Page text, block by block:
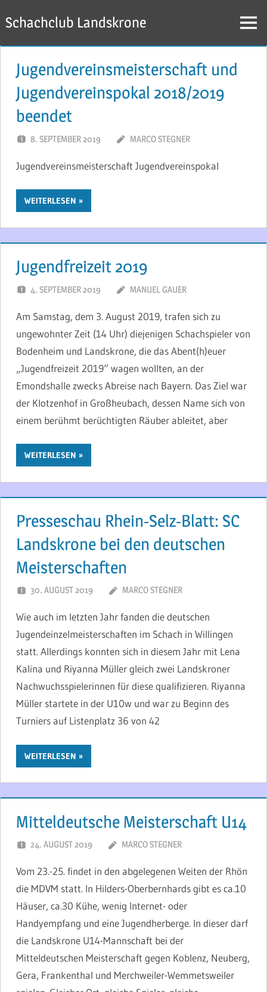
Inhalt
springen
Schachclub Landskrone Menü
Jugendvereinsmeisterschaft und
Jugendvereinspokal 2018/2019
beendet
8. SEPTEMBER 2019 MARCO STEGNER
Jugendvereinsmeisterschaft Jugendvereinspokal
WEITERLESEN
Jugendfreizeit 2019
4. SEPTEMBER 2019 MANUEL GAUER
Am Samstag, dem 3. August 2019, trafen sich zu
ungewohnter Zeit (14 Uhr) diejenigen Schachspieler von
Bodenheim und Landskrone, die das Abent(h)euer
„Jugendfreizeit 2019“ wagen wollten, an der
Emondshalle zwecks Abreise nach Bayern. Das Ziel war
der Klotzenhof in Großheubach, dessen Name sich von
einem berühmt berüchtigten Räuber ableitet, aber
WEITERLESEN
Presseschau Rhein-Selz-Blatt: SC
Landskrone bei den deutschen
Meisterschaften
30. AUGUST 2019 MARCO STEGNER
Wie auch im letzten Jahr fanden die deutschen
Jugendeinzelmeisterschaften im Schach in Willingen
statt. Allerdings konnten sich in diesem Jahr mit Lena
Kalina und Riyanna Müller gleich zwei Landskroner
Nachwuchsspielerinnen für diese qualifizieren. Riyanna
Müller startete in der U10w und war zu Beginn des
Turniers auf Listenplatz 36 von 42
WEITERLESEN
Mitteldeutsche Meisterschaft U14
24. AUGUST 2019 MARCO STEGNER
Vom 23.-25. findet in den abgelegenen Weiten der Rhön
die MDVM statt. In Hilders-Oberbernhards gibt es ca.10
Häuser, ca.30 Kühe, wenig Internet- oder
Handyempfang und eine Jugendherberge. In dieser darf
die Landskrone U14-Mannschaft bei der
Mitteldeutschen Meisterschaft gegen Koblenz, Neuberg,
Gera, Frankenthal und Merchweiler-Wemmetsweiler